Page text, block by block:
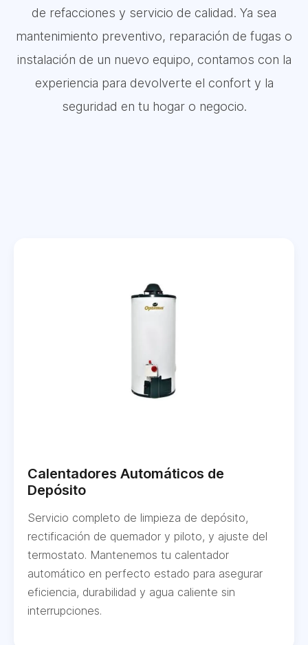
de refacciones y servicio de calidad. Ya sea
mantenimiento preventivo, reparación de fugas o
instalación de un nuevo equipo, contamos con la
experiencia para devolverte el confort y la
seguridad en tu hogar o negocio.
Calentadores Automáticos de
Depósito
Servicio completo de limpieza de depósito,
rectificación de quemador y piloto, y ajuste del
termostato. Mantenemos tu calentador
automático en perfecto estado para asegurar
eficiencia, durabilidad y agua caliente sin
interrupciones.